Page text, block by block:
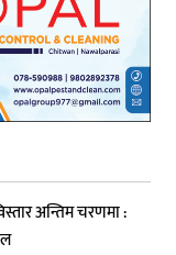
अन्तिम चरणमा :